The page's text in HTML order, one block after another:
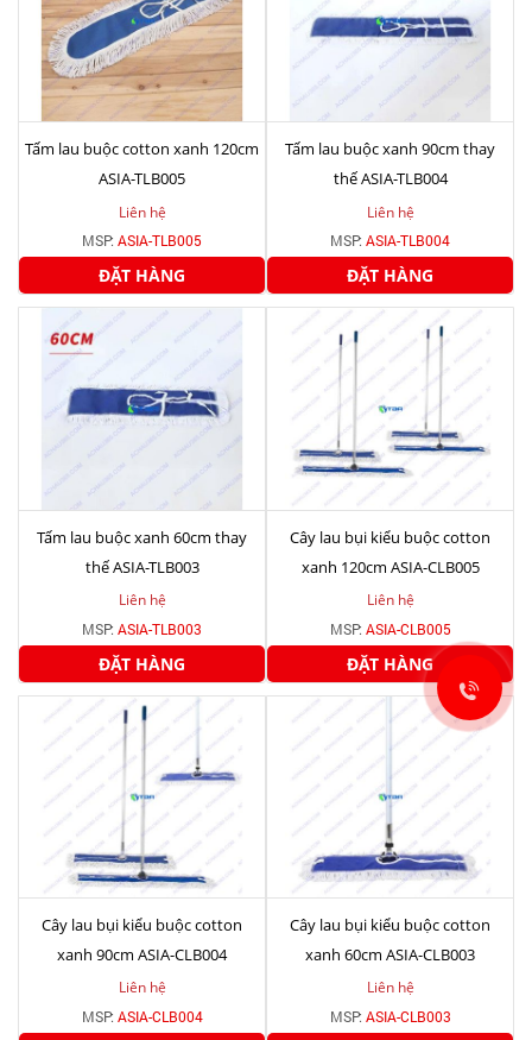
Tấm lau buộc cotton xanh 120cm
ASIA-TLB005
Liên hệ
MSP: ASIA-TLB005
ĐẶT HÀNG
Tấm lau buộc xanh 90cm thay
thế ASIA-TLB004
Liên hệ
MSP: ASIA-TLB004
ĐẶT HÀNG
Tấm lau buộc xanh 60cm thay
thế ASIA-TLB003
Liên hệ
MSP: ASIA-TLB003
ĐẶT HÀNG
Cây lau bụi kiểu buộc cotton
xanh 120cm ASIA-CLB005
Liên hệ
MSP: ASIA-CLB005
ĐẶT HÀNG
Cây lau bụi kiểu buộc cotton
xanh 90cm ASIA-CLB004
Liên hệ
MSP: ASIA-CLB004
Cây lau bụi kiểu buộc cotton
xanh 60cm ASIA-CLB003
Liên hệ
MSP: ASIA-CLB003